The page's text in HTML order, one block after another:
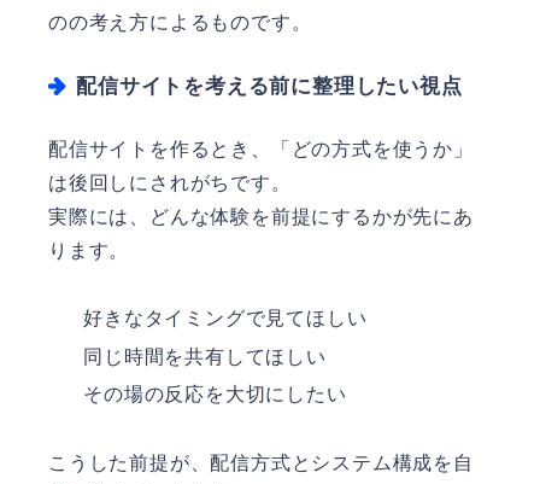
のの考え方によるものです。
配信サイトを考える前に整理したい視点
配信サイトを作るとき、「どの方式を使うか」
は後回しにされがちです。
実際には、どんな体験を前提にするかが先にあ
ります。
好きなタイミングで見てほしい
同じ時間を共有してほしい
その場の反応を大切にしたい
こうした前提が、配信方式とシステム構成を自